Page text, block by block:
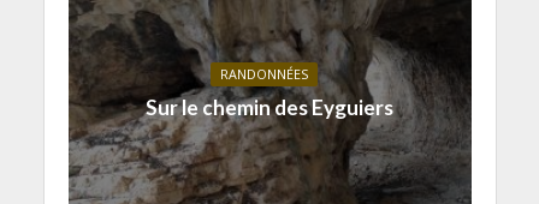
RANDONNÉES
Sur le chemin des Eyguiers